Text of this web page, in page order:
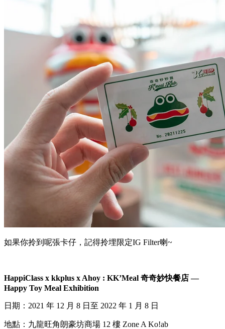
如果你拎到呢張卡仔，記得拎埋限定IG Filter喇~
HappiClass x kkplus x Ahoy : KK’Meal 奇奇妙快餐店 —
Happy Toy Meal Exhibition
日期：2021 年 12 月 8 日至 2022 年 1 月 8 日
地點：九龍旺角朗豪坊商場 12 樓 Zone A Ko!ab